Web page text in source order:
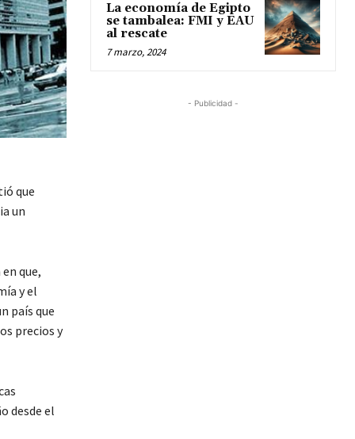
que
un
que,
y el
país que
precios y
desde el
La economía de Egipto
se tambalea: FMI y EAU
al rescate
7 marzo, 2024
- Publicidad -